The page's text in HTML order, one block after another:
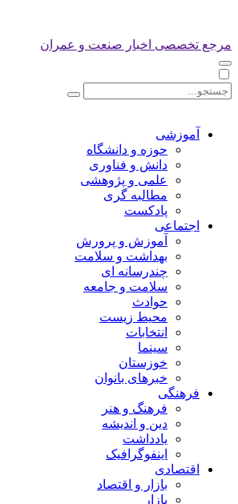
مرجع تخصصی اخبار صنعت و عمران
آموزشی
حوزه و دانشگاه
دانش و فناوری
علمی و پژوهشی
مطالبه گری
پادکست
اجتماعی
آموزش و پرورش
بهداشت و سلامت
چندرسانه ای
سلامت و جامعه
حوادث
محیط زیست
انتخابات
سینما
خوزستان
خبرهای بانوان
فرهنگی
فرهنگ و هنر
دین و اندیشه
یادداشت
اینفوگرافیک
اقتصادی
بازار و اقتصاد
بازار